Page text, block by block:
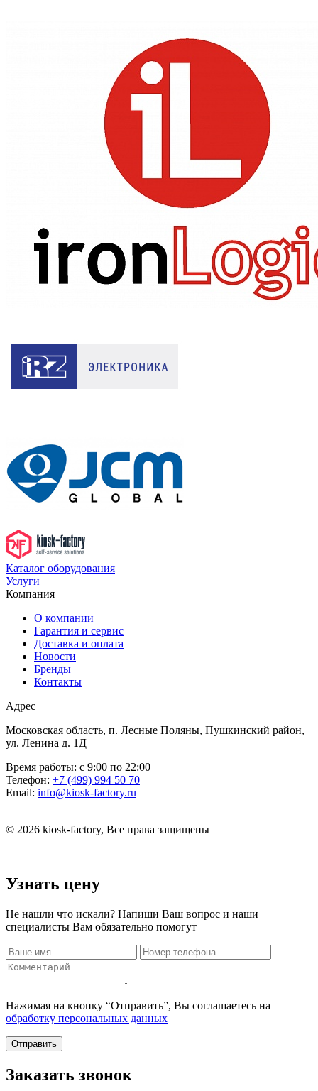
Каталог оборудования
Услуги
Компания
О компании
Гарантия и сервис
Доставка и оплата
Новости
Бренды
Контакты
Адрес
Московская область, п. Лесные Поляны, Пушкинский район,
ул. Ленина д. 1Д
Время работы: с 9:00 по 22:00
Телефон: +7 (499) 994 50 70
Email: info@kiosk-factory.ru
© 2026 kiosk-factory, Все права защищены
Узнать цену
Не нашли что искали? Напиши Ваш вопрос и наши
специалисты Вам обязательно помогут
Нажимая на кнопку “Отправить”, Вы соглашаетесь на
обработку персональных данных
Отправить
Заказать звонок